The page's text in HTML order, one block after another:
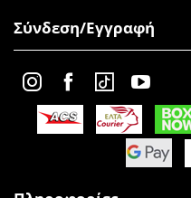
Σύνδεση/Εγγραφή